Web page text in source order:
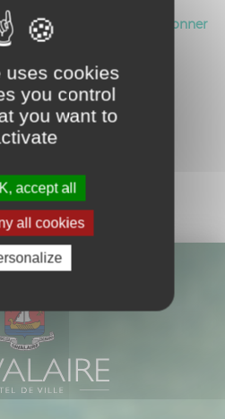
de ville - 11 mai 2026.
Visionner
Ecobleu - 13 mai 2026.
uses cookies
you control
you want to
accept all
all cookies